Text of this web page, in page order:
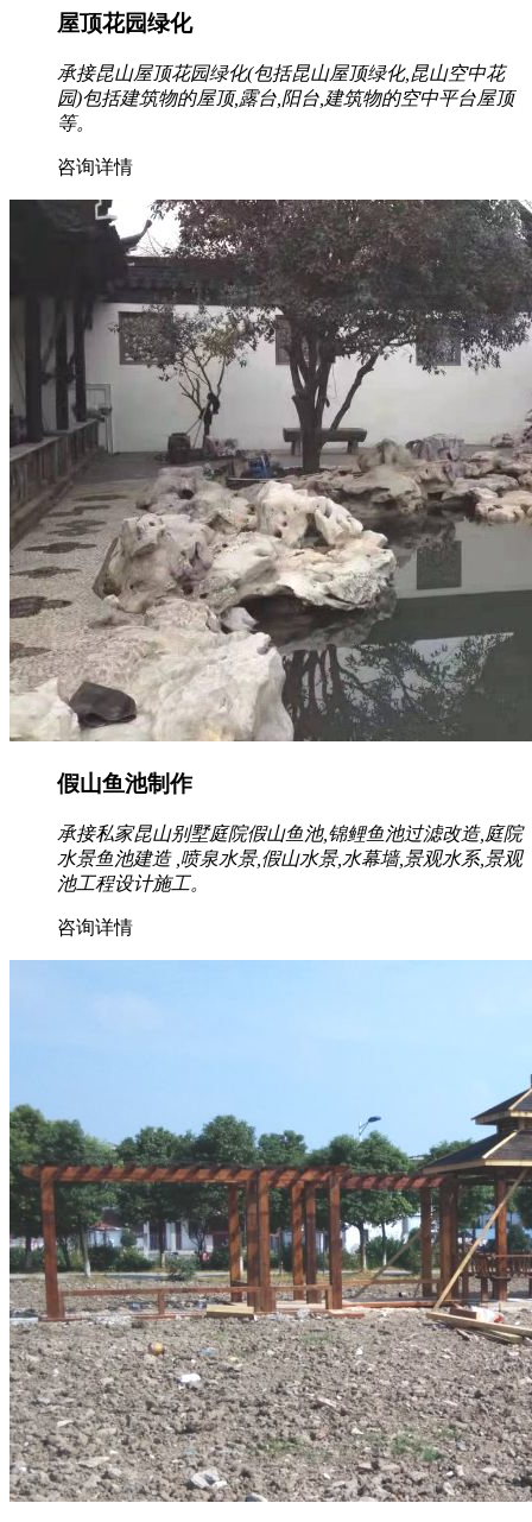
屋顶花园绿化
承接昆山屋顶花园绿化(包括昆山屋顶绿化,昆山空中花
园)包括建筑物的屋顶,露台,阳台,建筑物的空中平台屋顶
等。
咨询详情
假山鱼池制作
承接私家昆山别墅庭院假山鱼池,锦鲤鱼池过滤改造,庭院
水景鱼池建造 ,喷泉水景,假山水景,水幕墙,景观水系,景观
池工程设计施工。
咨询详情